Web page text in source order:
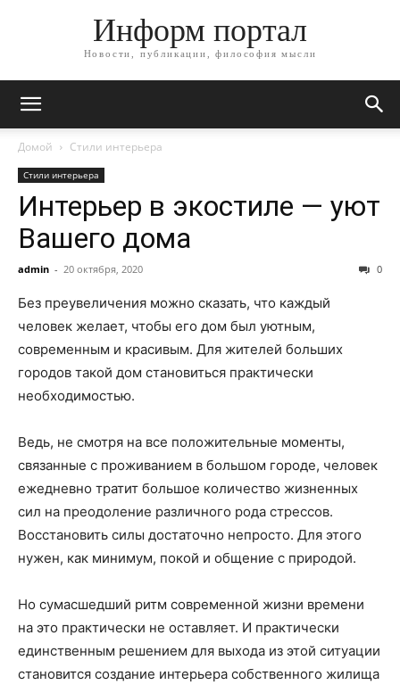
Информ портал
Новости, публикации, философия мысли
Домой Стили интерьера
Стили интерьера
Интерьер в экостиле — уют
Вашего дома
admin - 20 октября, 2020 0
Без преувеличения можно сказать, что каждый
человек желает, чтобы его дом был уютным,
современным и красивым. Для жителей больших
городов такой дом становиться практически
необходимостью.
Ведь, не смотря на все положительные моменты,
связанные с проживанием в большом городе, человек
ежедневно тратит большое количество жизненных
сил на преодоление различного рода стрессов.
Восстановить силы достаточно непросто. Для этого
нужен, как минимум, покой и общение с природой.
Но сумасшедший ритм современной жизни времени
на это практически не оставляет. И практически
единственным решением для выхода из этой ситуации
становится создание интерьера собственного жилища